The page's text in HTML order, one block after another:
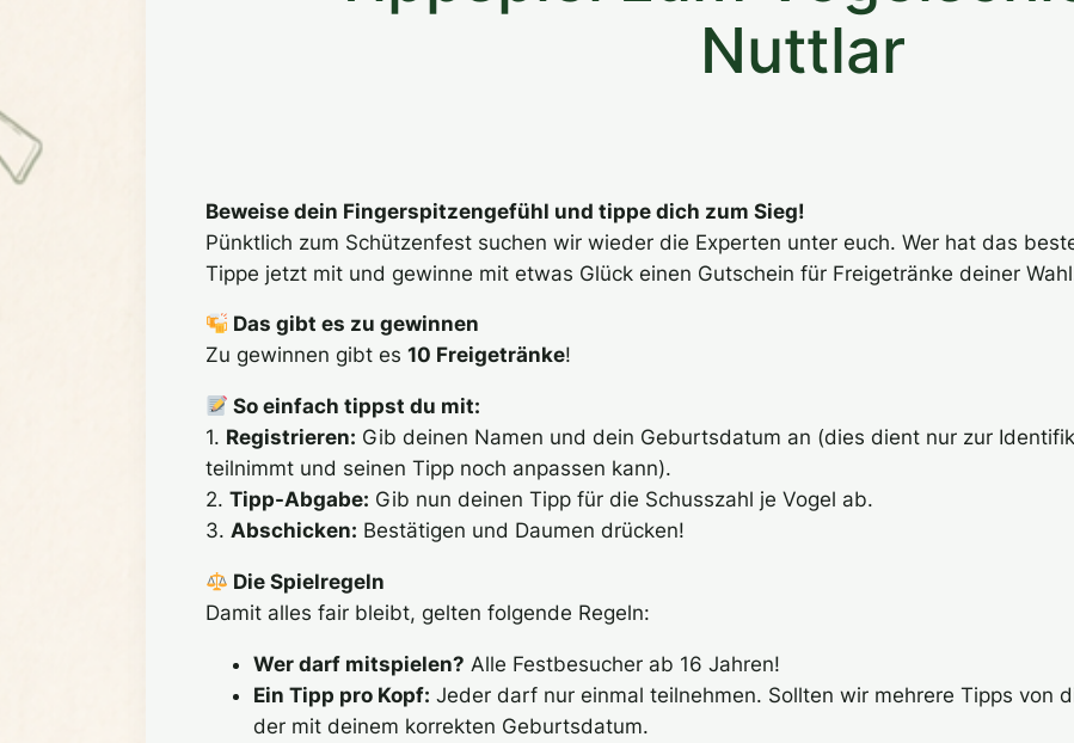
Nuttlar
Beweise dein Fingerspitzengefühl und tippe dich zum Sieg!
Pünktlich zum Schützenfest suchen wir wieder die Experten unter euch. Wer hat das
Tippe jetzt mit und gewinne mit etwas Glück einen Gutschein für Freigetränke deiner
Das gibt es zu gewinnen
Zu gewinnen gibt es 10 Freigetränke!
So einfach tippst du mit:
1. Registrieren: Gib deinen Namen und dein Geburtsdatum an (dies dient nur zur
teilnimmt und seinen Tipp noch anpassen kann).
2. Tipp-Abgabe: Gib nun deinen Tipp für die Schusszahl je Vogel ab.
3. Abschicken: Bestätigen und Daumen drücken!
Die Spielregeln
Damit alles fair bleibt, gelten folgende Regeln:
Wer darf mitspielen? Alle Festbesucher ab 16 Jahren!
Ein Tipp pro Kopf: Jeder darf nur einmal teilnehmen. Sollten wir mehrere Tipps von
der mit deinem korrekten Geburtsdatum.